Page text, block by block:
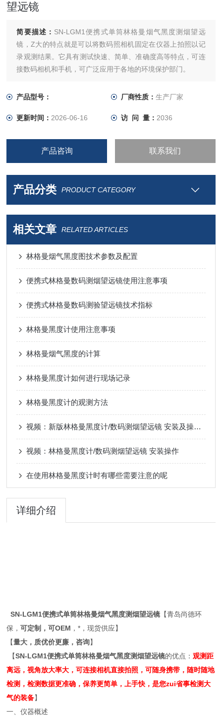
望远镜
简要描述： SN-LGM1便携式单筒林格曼烟气黑度测烟望远
镜，Z大的特点就是可以将数码照相机固定在仪器上拍照以记
录观测结果。它具有测试快速、简单、准确度高等特点，可连
接数码相机和手机，可广泛应用于各地的环境保护部门。
产品型号： 厂商性质： 生产厂家
更新时间： 2026-06-16 访 问 量： 2036
产品咨询 联系我们
产品分类 PRODUCT CATEGORY
相关文章 RELATED ARTICLES
林格曼烟气黑度图技术参数及配置
便携式林格曼数码测烟望远镜使用注意事项
便携式林格曼数码测验望远镜技术指标
林格曼黑度计使用注意事项
林格曼烟气黑度的计算
林格曼黑度计如何进行现场记录
林格曼黑度计的观测方法
视频：新版林格曼黑度计/数码测烟望远镜 安装及操作视频
视频：林格曼黑度计/数码测烟望远镜 安装操作
在使用林格曼黑度计时有哪些需要注意的呢
详细介绍
SN-LGM1便携式单筒林格曼烟气黑度测烟望远镜 【青岛尚德环
保，可定制，可OEM ，*，现货供应】
【量大，质优价更廉，咨询】
【SN-LGM1便携式单筒林格曼烟气黑度测烟望远镜的优点：观测距
离远，视角放大率大，可连接相机直接拍照，可随身携带，随时随地
检测，检测数据更准确，保养更简单，上手快，是您zui省事检测大
气的装备】
一、仪器概述